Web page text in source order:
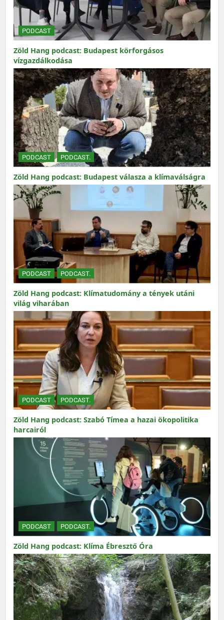
PODCAST
Zöld Hang podcast: Budapest körforgásos
vízgazdálkodása
PODCAST PODCAST.
Zöld Hang podcast: Budapest válasza a klímaválságra
PODCAST PODCAST.
Zöld Hang podcast: Klímatudomány a tények utáni
világ viharában
PODCAST PODCAST.
Zöld Hang podcast: Szabó Tímea a hazai ökopolitika
harcairól
PODCAST PODCAST.
Zöld Hang podcast: Klíma Ébresztő Óra